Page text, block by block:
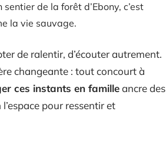
de la forêt d’Ebony, c’est
la vie sauvage.
de ralentir, d’écouter autrement.
changeante : tout concourt à
ces instants en familleancre des
pour ressentir et